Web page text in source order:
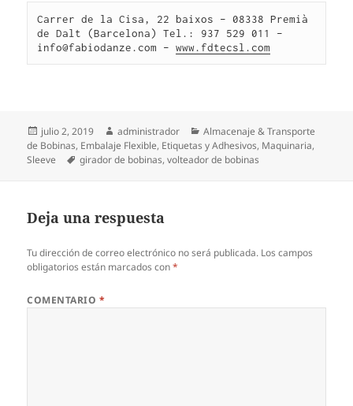
Carrer de la Cisa, 22 baixos – 08338 Premià
de Dalt (Barcelona) Tel.: 937 529 011 –
info@fabiodanze.com – www.fdtecsl.com
Publicado
el
julio 2, 2019 Autor
administrador Categorías
Almacenaje & Transporte
de Bobinas, Embalaje Flexible, Etiquetas y Adhesivos, Maquinaria,
Sleeve
Etiquetas
girador de bobinas,volteador de bobinas
Deja una respuesta
Tu dirección de correo electrónico no será publicada. Los campos
obligatorios están marcados con*
COMENTARIO *